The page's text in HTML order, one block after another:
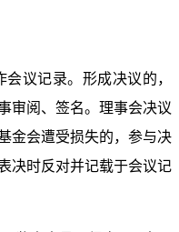
议记录。形成决议的，
审阅、签名。理事会决议
金会遭受损失的，参与决
决时反对并记载于会议记